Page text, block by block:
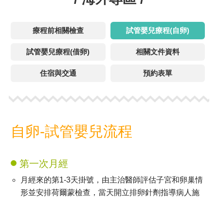
療程前相關檢查 試管嬰兒療程(自卵)
試管嬰兒療程(借卵) 相關文件資料
住宿與交通 預約表單
自卵-試管嬰兒流程
第一次月經
月經來的第1-3天掛號，由主治醫師評估子宮和卵巢情
形並安排荷爾蒙檢查，當天開立排卵針劑指導病人施